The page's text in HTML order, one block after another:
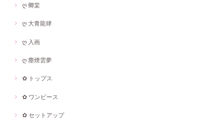
ღ 卿棠
ღ 大青龍肆
ღ 入画
ღ 塵煙雲夢
✿ トップス
✿ ワンピース
✿ セットアップ